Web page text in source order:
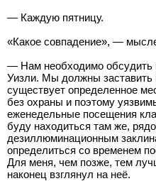
— Каждую пятницу.
«Какое совпадение», —
— Нам необходимо обсудить
Уизли. Мы должны заставить
существует определенное
без охраны и поэтому
еженедельные посещения
буду находиться там же,
дезиллюминационным
определиться со временем
Для меня, чем позже, тем
наконец взглянул на неё.